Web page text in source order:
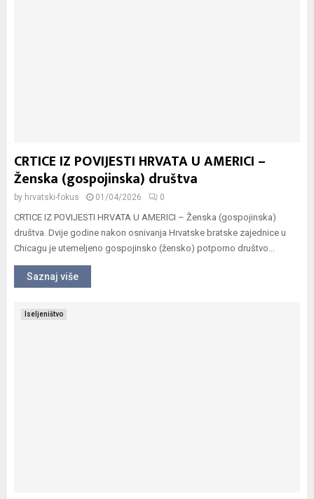
CRTICE IZ POVIJESTI HRVATA U AMERICI –
Ženska (gospojinska) društva
by hrvatski-fokus 01/04/2026 0
CRTICE IZ POVIJESTI HRVATA U AMERICI – Ženska (gospojinska)
društva. Dvije godine nakon osnivanja Hrvatske bratske zajednice u
Chicagu je utemeljeno gospojinsko (žensko) potporno društvo...
Saznaj više
Iseljeništvo